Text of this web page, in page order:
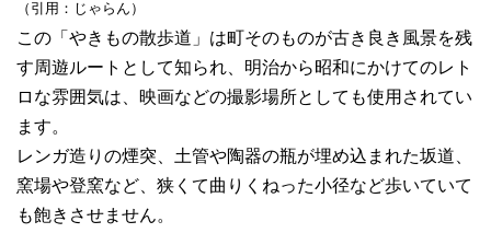
（引用：じゃらん）
この「やきもの散歩道」は町そのものが古き良き風景を残
す周遊ルートとして知られ、明治から昭和にかけてのレト
ロな雰囲気は、映画などの撮影場所としても使用されてい
ます。
レンガ造りの煙突、土管や陶器の瓶が埋め込まれた坂道、
窯場や登窯など、狭くて曲りくねった小径など歩いていて
も飽きさせません。